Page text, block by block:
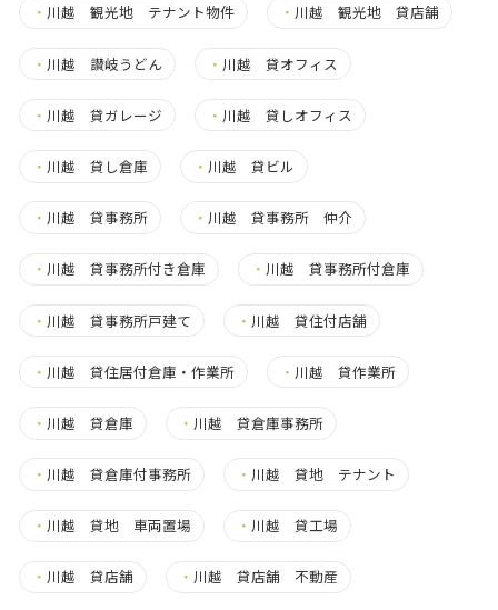
・ 川越 観光地 テナント物件 ・ 川越 観光地 貸店舗
・ 川越 讃岐うどん ・ 川越 貸オフィス
・ 川越 貸ガレージ ・ 川越 貸しオフィス
・ 川越 貸し倉庫 ・ 川越 貸ビル
・ 川越 貸事務所 ・ 川越 貸事務所 仲介
・ 川越 貸事務所付き倉庫 ・ 川越 貸事務所付倉庫
・ 川越 貸事務所戸建て ・ 川越 貸住付店舗
・ 川越 貸住居付倉庫・作業所 ・ 川越 貸作業所
・ 川越 貸倉庫 ・ 川越 貸倉庫事務所
・ 川越 貸倉庫付事務所 ・ 川越 貸地 テナント
・ 川越 貸地 車両置場 ・ 川越 貸工場
・ 川越 貸店舗 ・ 川越 貸店舗 不動産